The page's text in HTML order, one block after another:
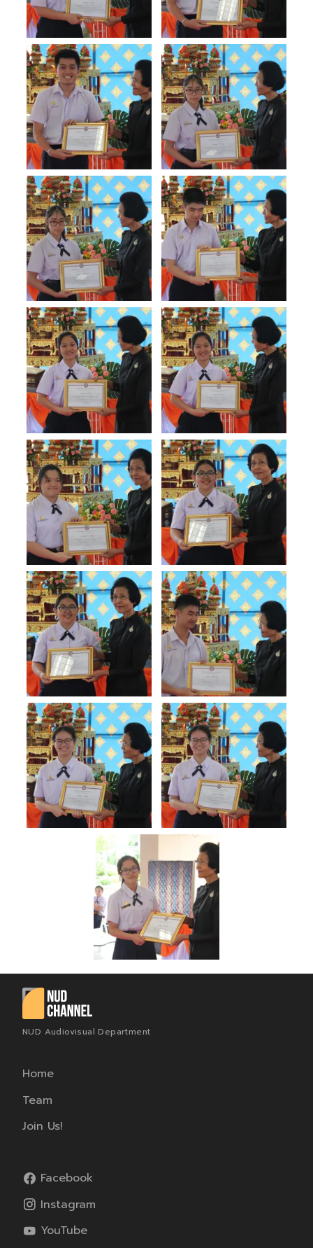
NUD Audiovisual Department
Home
Team
Join Us!
Facebook
Instagram
YouTube